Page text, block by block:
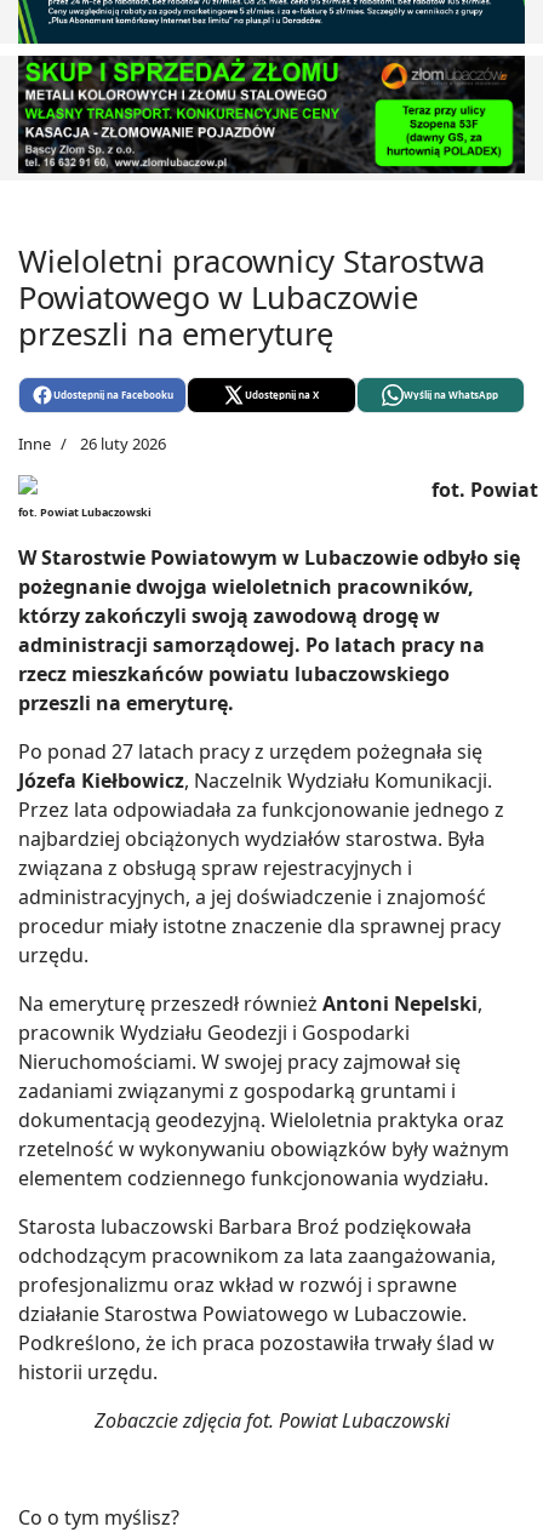
Wieloletni pracownicy Starostwa
Powiatowego w Lubaczowie
przeszli na emeryturę
Udostępnij na Facebooku Udostępnij na X Wyślij na WhatsApp
Inne 26 luty 2026
fot. Powiat Lubaczowski
W Starostwie Powiatowym w Lubaczowie odbyło się
pożegnanie dwojga wieloletnich pracowników,
którzy zakończyli swoją zawodową drogę w
administracji samorządowej. Po latach pracy na
rzecz mieszkańców powiatu lubaczowskiego
przeszli na emeryturę.
Po ponad 27 latach pracy z urzędem pożegnała się
Józefa Kiełbowicz, Naczelnik Wydziału Komunikacji.
Przez lata odpowiadała za funkcjonowanie jednego z
najbardziej obciążonych wydziałów starostwa. Była
związana z obsługą spraw rejestracyjnych i
administracyjnych, a jej doświadczenie i znajomość
procedur miały istotne znaczenie dla sprawnej pracy
urzędu.
Na emeryturę przeszedł również Antoni Nepelski,
pracownik Wydziału Geodezji i Gospodarki
Nieruchomościami. W swojej pracy zajmował się
zadaniami związanymi z gospodarką gruntami i
dokumentacją geodezyjną. Wieloletnia praktyka oraz
rzetelność w wykonywaniu obowiązków były ważnym
elementem codziennego funkcjonowania wydziału.
Starosta lubaczowski Barbara Broź podziękowała
odchodzącym pracownikom za lata zaangażowania,
profesjonalizmu oraz wkład w rozwój i sprawne
działanie Starostwa Powiatowego w Lubaczowie.
Podkreślono, że ich praca pozostawiła trwały ślad w
historii urzędu.
Zobaczcie zdjęcia fot. Powiat Lubaczowski
Co o tym myślisz?